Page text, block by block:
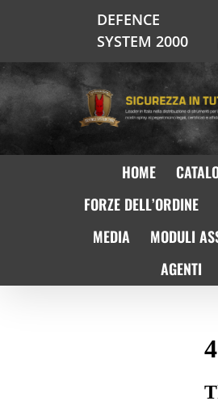
DEFENCE
SYSTEM 2000
HOME
FORZE DELL’ORDINE
MEDIA
MODULI
AGENTI